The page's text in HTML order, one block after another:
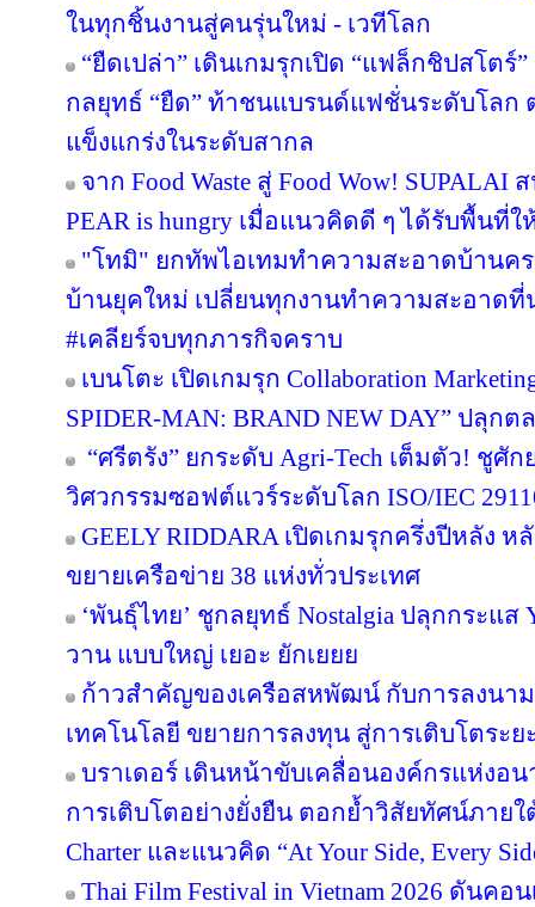
ในทุกชิ้นงานสู่คนรุ่นใหม่ - เวทีโลก
“ยืดเปล่า” เดินเกมรุกเปิด “แฟล็กชิปสโต
กลยุทธ์ “ยืด” ท้าชนแบรนด์แฟชั่นระดับโลก
แข็งแกร่งในระดับสากล
จาก Food Waste สู่ Food Wow! SUPALAI
PEAR is hungry เมื่อแนวคิดดี ๆ ได้รับพื้นที่ใ
"โทมิ" ยกทัพไอเทมทำความสะอาดบ้านค
บ้านยุคใหม่ เปลี่ยนทุกงานทำความสะอาดที่
#เคลียร์จบทุกภารกิจคราบ
เบนโตะ เปิดเกมรุก Collaboration
SPIDER-MAN: BRAND NEW DAY” ปลุ
“ศรีตรัง” ยกระดับ Agri-Tech เต็มตัว! ชู
วิศวกรรมซอฟต์แวร์ระดับโลก ISO/IEC
GEELY RIDDARA เปิดเกมรุกครึ่งปีหลัง
ขยายเครือข่าย 38 แห่งทั่วประเทศ
‘พันธุ์ไทย’ ชูกลยุทธ์ Nostalgia ปลุกกระแ
วาน แบบใหญ่ เยอะ ยักเยยย
ก้าวสำคัญของเครือสหพัฒน์ กับการลงนา
เทคโนโลยี ขยายการลงทุน สู่การเติบโตระย
บราเดอร์ เดินหน้าขับเคลื่อนองค์กรแห่งอ
การเติบโตอย่างยั่งยืน ตอกย้ำวิสัยทัศน์ภายใต้
Charter และแนวคิด “At Your Side, Every
Thai Film Festival in Vietnam 2026 ดันค